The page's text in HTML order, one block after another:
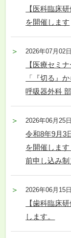
【医科臨床
を開催します
2026年07月02日
【医療セミ
「『切る』
呼吸器外科
2026年06月25日
令和8年9月3
を開催しま
前申し込み制
2026年06月15日
【歯科臨床
します。